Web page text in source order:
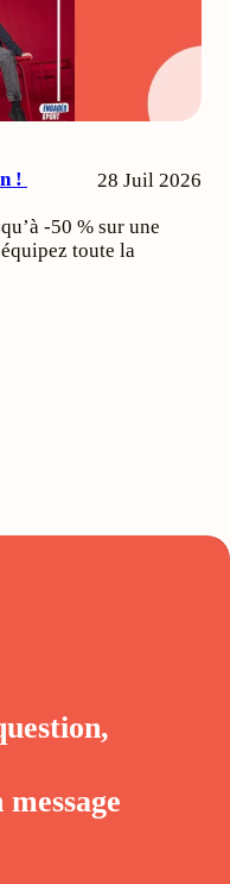
! 28 Juil 2026
-50 % sur une
toute la
message